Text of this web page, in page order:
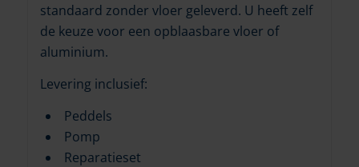
standaard zonder vloer geleverd. U heeft zelf
de keuze voor een opblaasbare vloer of
aluminium.
Levering inclusief:
Peddels
Pomp
Reparatieset